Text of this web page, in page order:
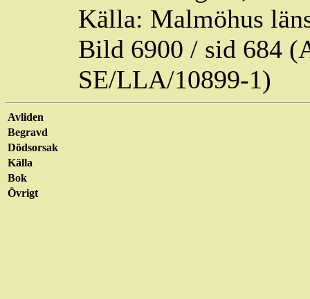
Källa: Malmöhus
Bild 6900 / sid 684
SE/LLA/10899-1)
Avliden
Begravd
Dödsorsak
Källa
Bok
Övrigt